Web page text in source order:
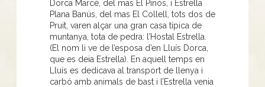
Dorca Marcé, del mas El Pinós, i Estrella
Plana Banús, del mas El Collell, tots dos de
Pruit, varen alçar una gran casa típica de
muntanya, tota de pedra: l’Hostal Estrella.
(El nom li ve de l’esposa d’en Lluís Dorca,
que es deia Estrella). En aquell temps en
Lluís es dedicava al transport de llenya i
carbó amb animals de bast i l’Estrella venia